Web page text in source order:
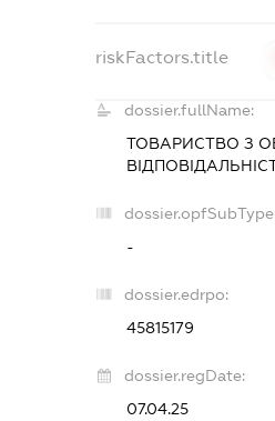
riskFactors.title
dossier.fullName:
ТОВАРИСТВО З
-
dossier.edrpo:
45815179
dossier.regDate:
07.04.25